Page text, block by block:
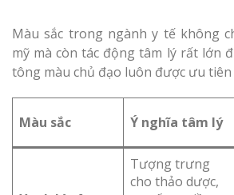
Màu sắc trong ngành y tế không
mỹ mà còn tác động tâm lý rất lớn
tông màu chủ đạo luôn được ưu tiên
Màu sắc Ý nghĩa tâm lý
Tượng trưng
cho thảo dược,